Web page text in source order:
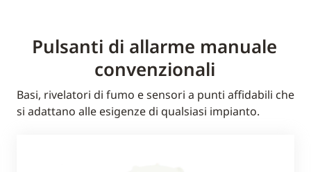
Pulsanti di allarme manuale
convenzionali
Basi, rivelatori di fumo e sensori a punti affidabili che
si adattano alle esigenze di qualsiasi impianto.